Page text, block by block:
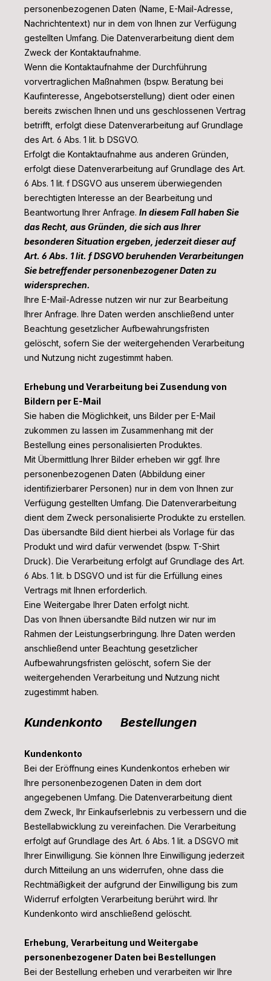
personenbezogenen Daten (Name, E-Mail-Adresse,
Nachrichtentext) nur in dem von Ihnen zur Verfügung
gestellten Umfang. Die Datenverarbeitung dient dem
Zweck der Kontaktaufnahme.
Wenn die Kontaktaufnahme der Durchführung
vorvertraglichen Maßnahmen (bspw. Beratung bei
Kaufinteresse, Angebotserstellung) dient oder einen
bereits zwischen Ihnen und uns geschlossenen Vertrag
betrifft, erfolgt diese Datenverarbeitung auf Grundlage
des Art. 6 Abs. 1 lit. b DSGVO.
Erfolgt die Kontaktaufnahme aus anderen Gründen,
erfolgt diese Datenverarbeitung auf Grundlage des Art.
6 Abs. 1 lit. f DSGVO aus unserem überwiegenden
berechtigten Interesse an der Bearbeitung und
Beantwortung Ihrer Anfrage. In diesem Fall haben Sie
das Recht, aus Gründen, die sich aus Ihrer
besonderen Situation ergeben, jederzeit dieser auf
Art. 6 Abs. 1 lit. f DSGVO beruhenden Verarbeitungen
Sie betreffender personenbezogener Daten zu
widersprechen.
Ihre E-Mail-Adresse nutzen wir nur zur Bearbeitung
Ihrer Anfrage. Ihre Daten werden anschließend unter
Beachtung gesetzlicher Aufbewahrungsfristen
gelöscht, sofern Sie der weitergehenden Verarbeitung
und Nutzung nicht zugestimmt haben.
Erhebung und Verarbeitung bei Zusendung von
Bildern per E-Mail
Sie haben die Möglichkeit, uns Bilder per E-Mail
zukommen zu lassen im Zusammenhang mit der
Bestellung eines personalisierten Produktes.
Mit Übermittlung Ihrer Bilder erheben wir ggf. Ihre
personenbezogenen Daten (Abbildung einer
identifizierbarer Personen) nur in dem von Ihnen zur
Verfügung gestellten Umfang. Die Datenverarbeitung
dient dem Zweck personalisierte Produkte zu erstellen.
Das übersandte Bild dient hierbei als Vorlage für das
Produkt und wird dafür verwendet (bspw. T-Shirt
Druck). Die Verarbeitung erfolgt auf Grundlage des Art.
6 Abs. 1 lit. b DSGVO und ist für die Erfüllung eines
Vertrags mit Ihnen erforderlich.
Eine Weitergabe Ihrer Daten erfolgt nicht.
Das von Ihnen übersandte Bild nutzen wir nur im
Rahmen der Leistungserbringung. Ihre Daten werden
anschließend unter Beachtung gesetzlicher
Aufbewahrungsfristen gelöscht, sofern Sie der
weitergehenden Verarbeitung und Nutzung nicht
zugestimmt haben.
Kundenkonto Bestellungen
Kundenkonto
Bei der Eröffnung eines Kundenkontos erheben wir
Ihre personenbezogenen Daten in dem dort
angegebenen Umfang. Die Datenverarbeitung dient
dem Zweck, Ihr Einkaufserlebnis zu verbessern und die
Bestellabwicklung zu vereinfachen. Die Verarbeitung
erfolgt auf Grundlage des Art. 6 Abs. 1 lit. a DSGVO mit
Ihrer Einwilligung. Sie können Ihre Einwilligung jederzeit
durch Mitteilung an uns widerrufen, ohne dass die
Rechtmäßigkeit der aufgrund der Einwilligung bis zum
Widerruf erfolgten Verarbeitung berührt wird. Ihr
Kundenkonto wird anschließend gelöscht.
Erhebung, Verarbeitung und Weitergabe
personenbezogener Daten bei Bestellungen
Bei der Bestellung erheben und verarbeiten wir Ihre